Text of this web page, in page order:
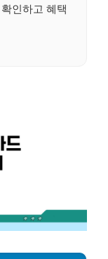
인하고 혜택